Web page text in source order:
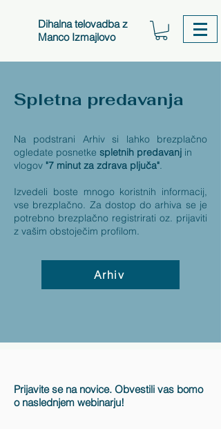
Dihalna telovadba z
Manco Izmajlovo
Spletna predavanja
Na podstrani Arhiv si lahko brezplačno
ogledate posnetke spletnih predavanj in
vlogov "7 minut za zdrava pljuča".
Izvedeli boste mnogo koristnih informacij,
vse brezplačno. Za dostop do arhiva se je
potrebno brezplačno registrirati oz. prijaviti
z vašim obstoječim profilom.
Arhiv
Prijavite se na novice. Obvestili vas bomo
o naslednjem webinarju!